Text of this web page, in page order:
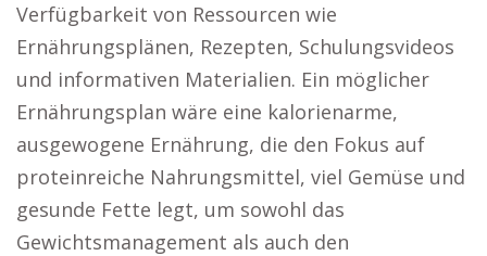
Verfügbarkeit von Ressourcen wie
Ernährungsplänen, Rezepten, Schulungsvideos
und informativen Materialien. Ein möglicher
Ernährungsplan wäre eine kalorienarme,
ausgewogene Ernährung, die den Fokus auf
proteinreiche Nahrungsmittel, viel Gemüse und
gesunde Fette legt, um sowohl das
Gewichtsmanagement als auch den